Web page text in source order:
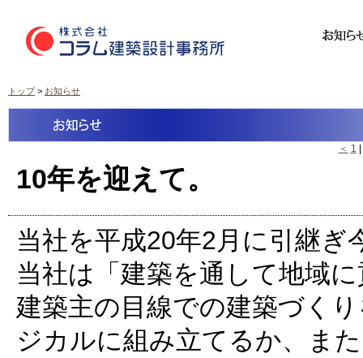
トップ> お知らせ
＜ 1
10年を迎えて。
当社を平成20年2月に引継ぎ
当社は「建築を通して地域
建築主の目線での建築づく
ジカルに組み立てるか、ま